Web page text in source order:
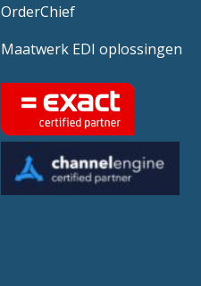
OrderChief
Maatwerk EDI oplossingen